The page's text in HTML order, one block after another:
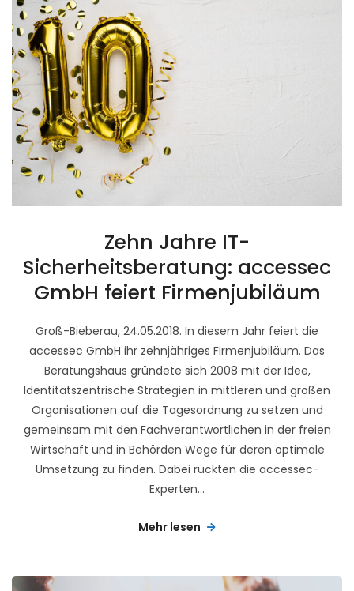
Zehn Jahre IT-
Sicherheitsberatung: accessec
GmbH feiert Firmenjubiläum
Groß-Bieberau, 24.05.2018. In diesem Jahr feiert die
accessec GmbH ihr zehnjähriges Firmenjubiläum. Das
Beratungshaus gründete sich 2008 mit der Idee,
Identitätszentrische Strategien in mittleren und großen
Organisationen auf die Tagesordnung zu setzen und
gemeinsam mit den Fachverantwortlichen in der freien
Wirtschaft und in Behörden Wege für deren optimale
Umsetzung zu finden. Dabei rückten die accessec-
Experten...
Mehr lesen